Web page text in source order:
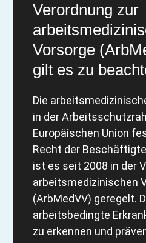
Verordnung zur
Vorsorge
gilt es zu
Die
in der
Europäischen Union
Recht der
ist es seit 2008 in der
arbeitsmedizinischen
(ArbMedVV) geregelt.
arbeitsbedingte
zu erkennen und